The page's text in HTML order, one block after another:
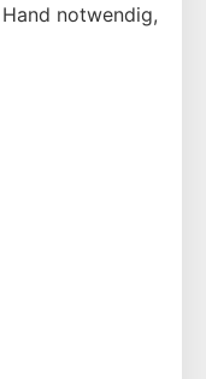
notwendig,